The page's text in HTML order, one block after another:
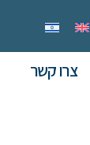
צרו קשר